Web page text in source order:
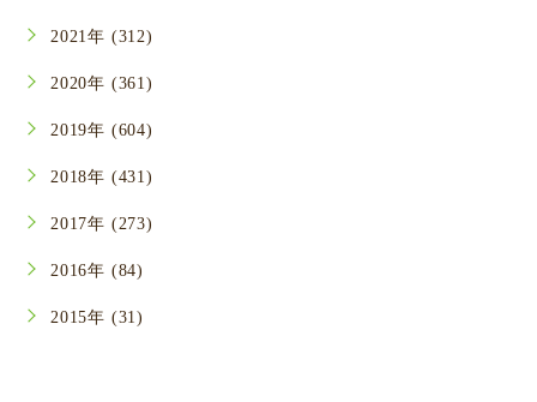
2021年 (312)
2020年 (361)
2019年 (604)
2018年 (431)
2017年 (273)
2016年 (84)
2015年 (31)